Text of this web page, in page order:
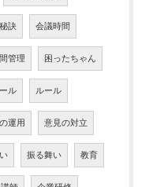
訣 会議時間
管理 困ったちゃん
ル ルール
運用 意見の対立
振る舞い 教育